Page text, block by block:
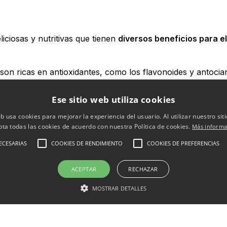
y nutritivas que tienen diversos beneficios para
ricas en antioxidantes, como los flavonoides y
y los radicales libres. Estos compuestos
crónicas y a la reducción del riesgo de ciertos tipos de
contienen compuestos con propiedades
ayudar a reducir la inflamación en el cuerpo y aliviar
cerezas son una de las pocas fuentes naturales de
cerezas o zumo de cereza puede ayudar a mejorar la
regular de cerezas se ha asociado con beneficios
en las cerezas pueden ayudar a reducir la presión
del corazón.
son una buena fuente de fibra dietética, lo que
Ese sitio web utiliza cookies
usa cookies para mejorar la experiencia del usuario. Al utilizar nuestro
todas las cookies de acuerdo con nuestra Política de cookies. Más
COOKIES DE RENDIMIENTO COOKIES DE PREFERENCIAS
ACEPTAR RECHAZAR
MOSTRAR DETALLES